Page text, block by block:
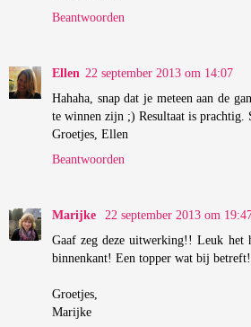
Beantwoorden
Ellen 22 september 2013 om 14:07
Hahaha, snap dat je meteen aan de
te winnen zijn ;) Resultaat is prachtig.
Groetjes, Ellen
Beantwoorden
Marijke
22 september 2013 om
Gaaf zeg deze uitwerking!! Leuk het
binnenkant! Een topper wat bij
Groetjes,
Marijke